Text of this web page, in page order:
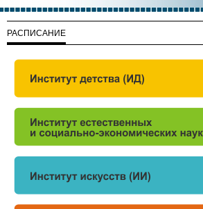
РАСПИСАНИЕ